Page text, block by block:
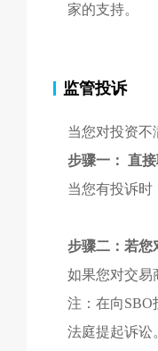
家的支持。
监管投诉
当您对投资不
步骤一： 直
当您有投诉时
步骤二：若您
如果您对交易
注：在向
法庭提起诉讼